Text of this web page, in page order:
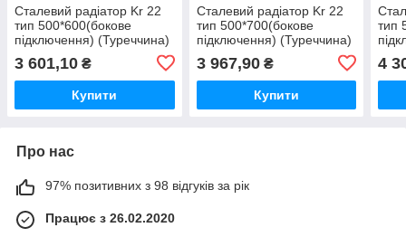
Сталевий радіатор Kr 22
тип 500*600(бокове
підключення) (Туреччина)
3 601,10 ₴
Купити
Сталевий радіатор Kr 22
тип 500*700(бокове
підключення) (Туреччина)
3 967,90₴
Купити
тип
4
Про нас
97% позитивних з 98 відгуків за рік
Працює з 26.02.2020